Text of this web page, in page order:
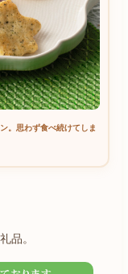
。思わず食べ続けてしま
品。